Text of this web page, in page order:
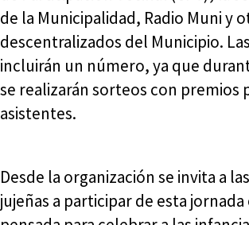
de la Municipalidad, Radio Muni y
descentralizados del Municipio.
incluirán un número, ya que
se realizarán sorteos con premios
asistentes.
Desde la organización se invita a
jujeñas a participar de esta jornada